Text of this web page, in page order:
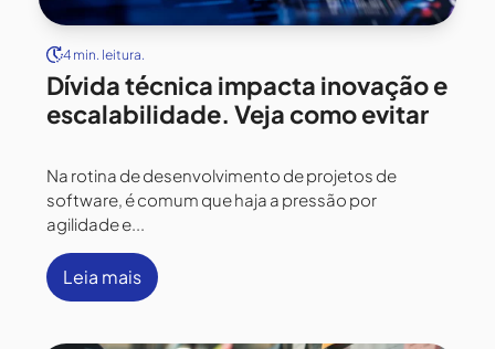
4 min. leitura.
Dívida técnica impacta inovação e
escalabilidade. Veja como evitar
Na rotina de desenvolvimento de projetos de
software, é comum que haja a pressão por
agilidade e...
Leia mais